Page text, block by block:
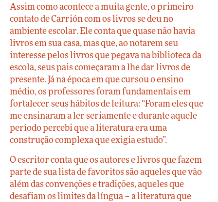
Assim como acontece a muita gente, o primeiro
contato de Carrión com os livros se deu no
ambiente escolar. Ele conta que quase não havia
livros em sua casa, mas que, ao notarem seu
interesse pelos livros que pegava na biblioteca da
escola, seus pais começaram a lhe dar livros de
presente. Já na época em que cursou o ensino
médio, os professores foram fundamentais em
fortalecer seus hábitos de leitura: “Foram eles que
me ensinaram a ler seriamente e durante aquele
período percebi que a literatura era uma
construção complexa que exigia estudo”.
O escritor conta que os autores e livros que fazem
parte de sua lista de favoritos são aqueles que vão
além das convenções e tradições, aqueles que
desafiam os limites da língua – a literatura que